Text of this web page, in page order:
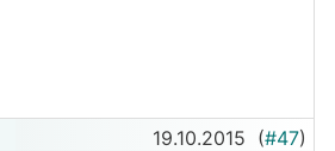
warmes wasser zum
dieser schaltet ab. es
19.10.2015 (#47)